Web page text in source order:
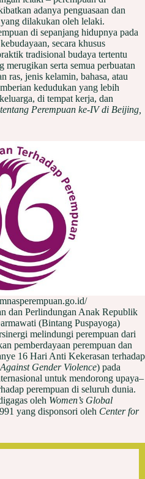
adanya penguasaan dan
dilakukan oleh lelaki.
di sepanjang hidupnya pada
secara khusus
tradisional budaya tertentu
merugikan serta semua perbuatan
ras, jenis kelamin, bahasa, atau
kedudukan yang lebih
di tempat kerja, dan
Perempuan ke-IV di Beijing,
dan Perlindungan Anak Republik
(Bintang Puspayoga)
melindungi perempuan dari
pemberdayaan perempuan dan
16 Hari Anti Kekerasan terhadap
Gender Violence) pada
untuk mendorong upaya–
perempuan di seluruh dunia.
oleh Women’s Global
yang disponsori oleh Center for